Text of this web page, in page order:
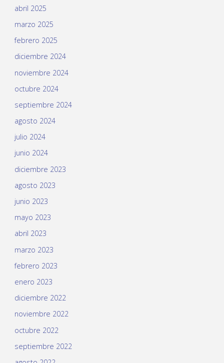
abril 2025
marzo 2025
febrero 2025
diciembre 2024
noviembre 2024
octubre 2024
septiembre 2024
agosto 2024
julio 2024
junio 2024
diciembre 2023
agosto 2023
junio 2023
mayo 2023
abril 2023
marzo 2023
febrero 2023
enero 2023
diciembre 2022
noviembre 2022
octubre 2022
septiembre 2022